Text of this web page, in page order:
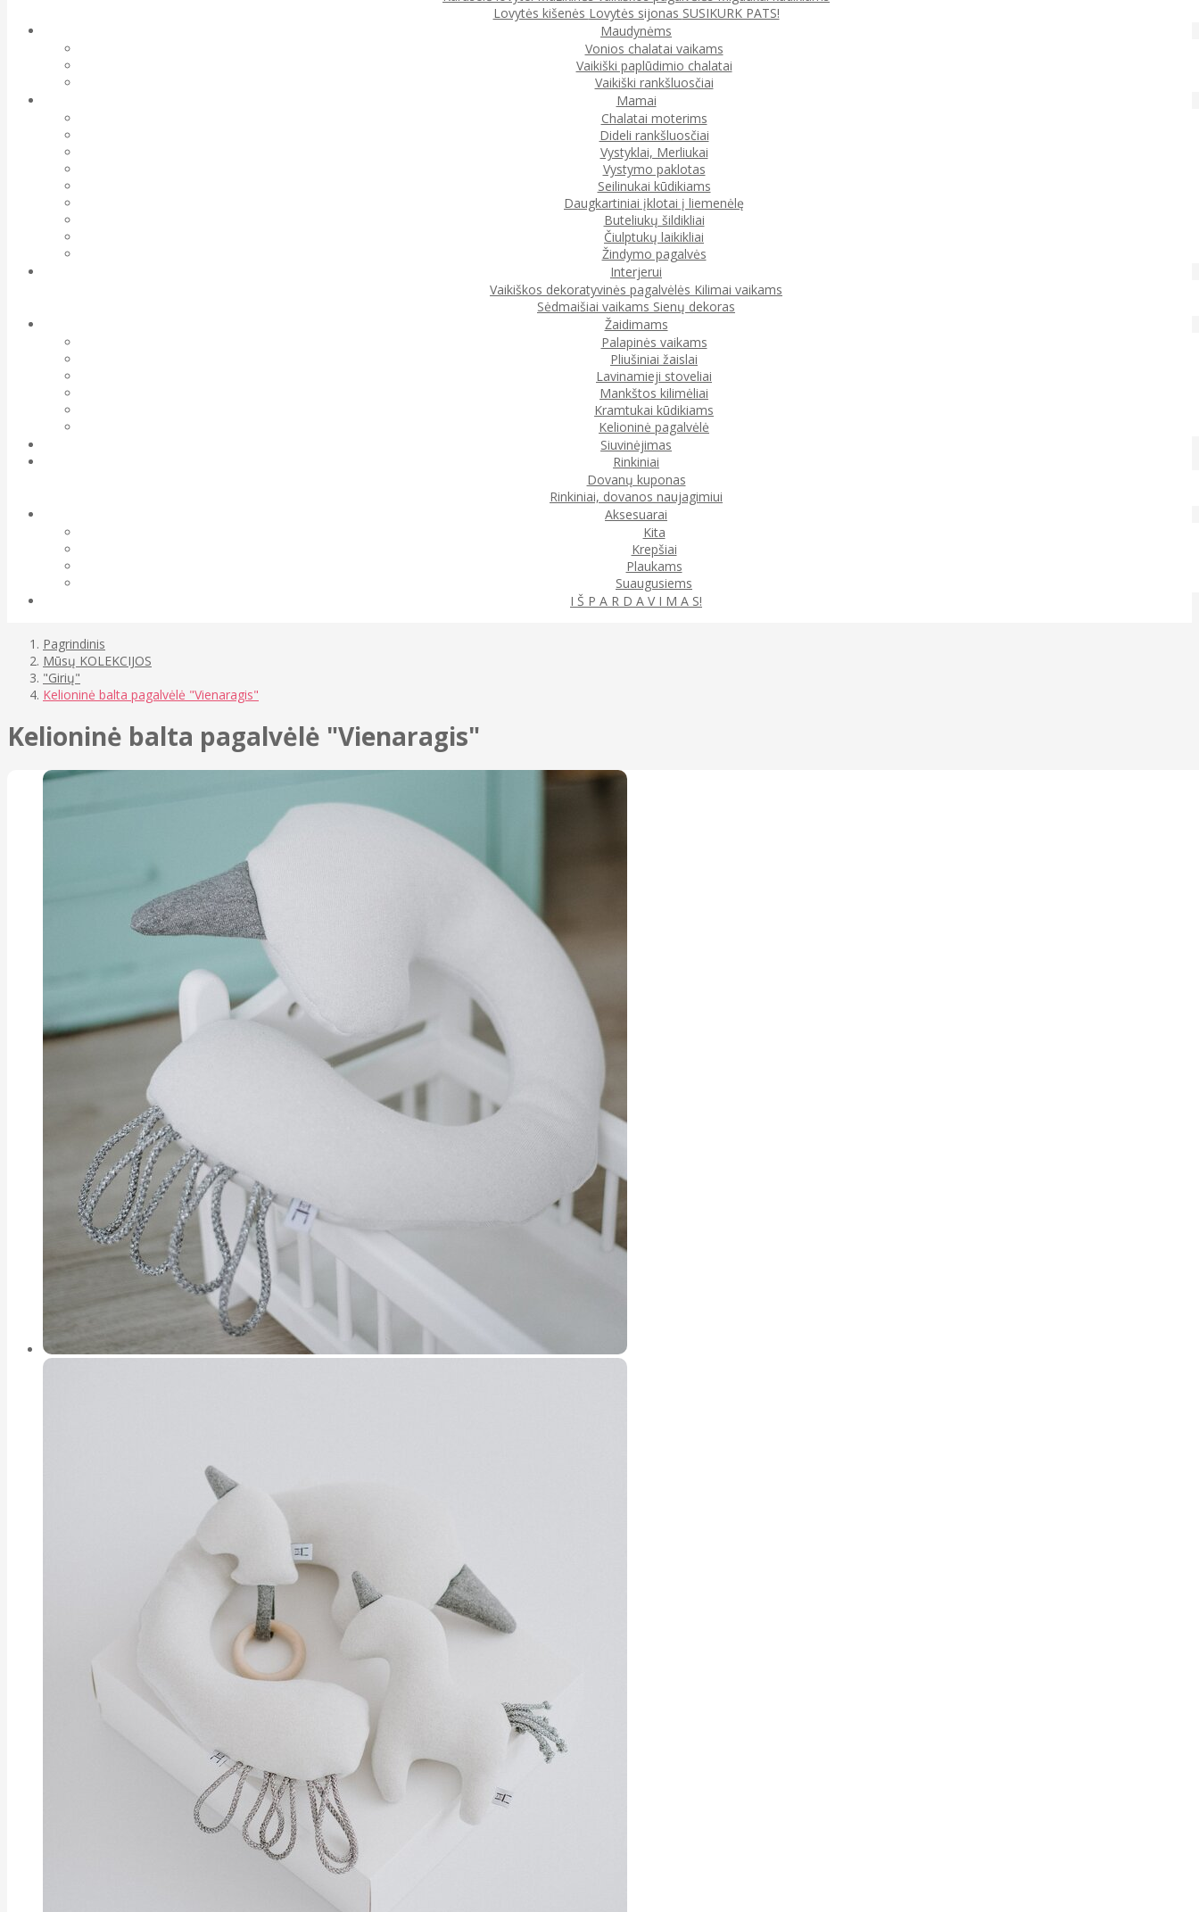
Lovytės kišenės Lovytės sijonas SUSIKURK PATS!
Maudynėms
Vonios chalatai vaikams
Vaikiški paplūdimio chalatai
Vaikiški rankšluosčiai
Mamai
Chalatai moterims
Dideli rankšluosčiai
Vystyklai, Merliukai
Vystymo paklotas
Seilinukai kūdikiams
Daugkartiniai įklotai į liemenėlę
Buteliukų šildikliai
Čiulptukų laikikliai
Žindymo pagalvės
Interjerui
Vaikiškos dekoratyvinės pagalvėlės Kilimai vaikams
Sėdmaišiai vaikams Sienų dekoras
Žaidimams
Palapinės vaikams
Pliušiniai žaislai
Lavinamieji stoveliai
Mankštos kilimėliai
Kramtukai kūdikiams
Kelioninė pagalvėlė
Siuvinėjimas
Rinkiniai
Dovanų kuponas
Rinkiniai, dovanos naujagimiui
Aksesuarai
Kita
Krepšiai
Plaukams
Suaugusiems
I Š P A R D A V I M A S!
Pagrindinis
Mūsų KOLEKCIJOS
"Girių"
Kelioninė balta pagalvėlė "Vienaragis"
Kelioninė balta pagalvėlė "Vienaragis"